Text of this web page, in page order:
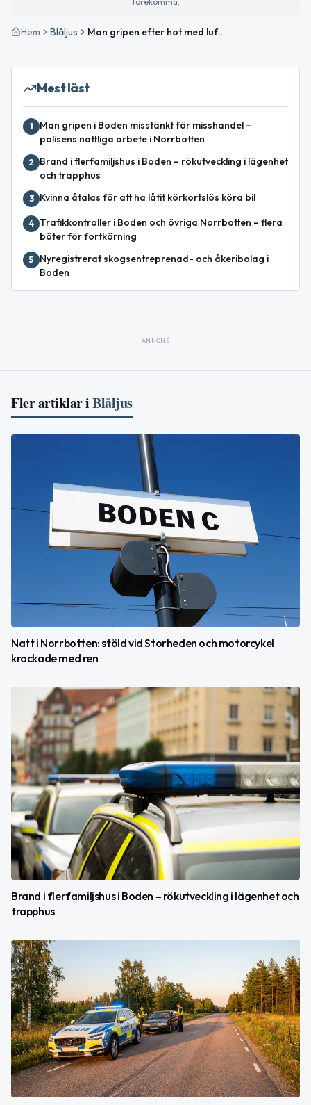
Hem Blåljus Man gripen efter hot med luftvapen nordväst om Boden
Mest läst
1
Man gripen i Boden misstänkt för misshandel –
polisens nattliga arbete i Norrbotten
2
Brand i flerfamiljshus i Boden – rökutveckling i lägenhet
och trapphus
3 Kvinna åtalas för att ha låtit körkortslös köra bil
4
Trafikkontroller i Boden och övriga Norrbotten – flera
böter för fortkörning
5
Nyregistrerat skogsentreprenad- och åkeribolag i
Boden
ANNONS
Fler artiklar iBlåljus
Natt i Norrbotten: stöld vid Storheden och motorcykel
krockade med ren
Brand i flerfamiljshus i Boden – rökutveckling i lägenhet och
trapphus